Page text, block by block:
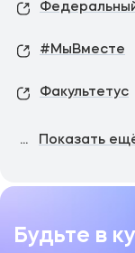
#МыВместе
Факультетус
... Показать
Будьте в